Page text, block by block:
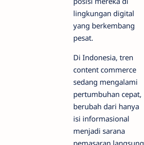
lingkungan digital
yang berkembang
pesat.
Di Indonesia, tren
content commerce
sedang mengalami
pertumbuhan cepat,
berubah dari hanya
isi informasional
menjadi sarana
pemasaran langsung